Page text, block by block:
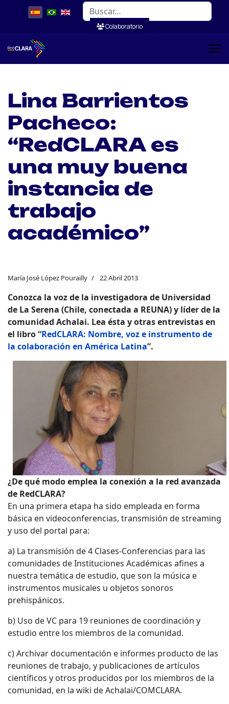
Buscar
Colaboratorio
Lina Barrientos
Pacheco:
“RedCLARA es
una muy buena
instancia de
trabajo
académico”
María José López Pourailly 22 Abril 2013
Conozca la voz de la investigadora de Universidad
de La Serena (Chile, conectada a REUNA) y líder de la
comunidad Achalai. Lea ésta y otras entrevistas en
el libro“RedCLARA: Nombre, voz e instrumento de
la colaboración en América Latina”.
¿De qué modo emplea la conexión a la red avanzada
de RedCLARA?
En una primera etapa ha sido empleada en forma
básica en videoconferencias, transmisión de streaming
y uso del portal para:
a) La transmisión de 4 Clases-Conferencias para las
comunidades de Instituciones Académicas afines a
nuestra temática de estudio, que son la música e
instrumentos musicales u objetos sonoros
prehispánicos.
b) Uso de VC para 19 reuniones de coordinación y
estudio entre los miembros de la comunidad.
c) Archivar documentación e informes producto de las
reuniones de trabajo, y publicaciones de artículos
científicos y otros producidos por los miembros de la
comunidad, en la wiki de Achalai/COMCLARA.